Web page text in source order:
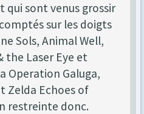
qui sont venus grossir
sur les doigts
Sols, Animal Well,
the Laser Eye et
Operation Galuga,
Zelda Echoes of
restreinte donc.